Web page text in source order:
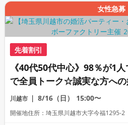
女性急募
先着割引
《40代50代中心》98％が1
で全員トーク☆誠実な方への
ー
川越市 8/16（日） 15:00〜
開催地住所：埼玉県川越市大字今福1295-